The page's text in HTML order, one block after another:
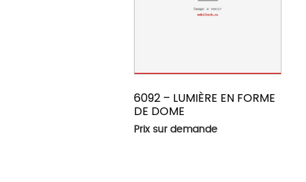
6092 – LUMIÈRE EN FORME
DE DOME
Prix sur demande